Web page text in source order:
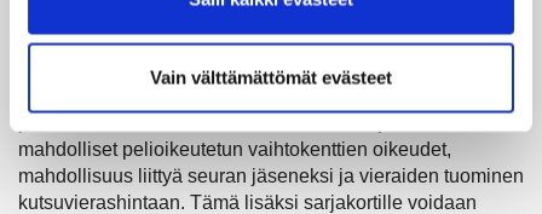
Vain välttämättömät evästeet
kaveriporukalle tai toimiston tiimille
Jokaista tilattua sarjakorttia kohden nimetään yksi
mahdolliset pelioikeutetun vaihtokenttien oikeudet,
mahdollisuus liittyä seuran jäseneksi ja vieraiden tuominen
kutsuvierashintaan. Tämä lisäksi sarjakortille voidaan